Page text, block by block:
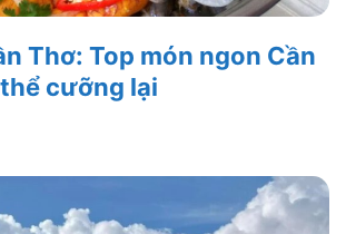
Thơ: Top món ngon Cần
cưỡng lại